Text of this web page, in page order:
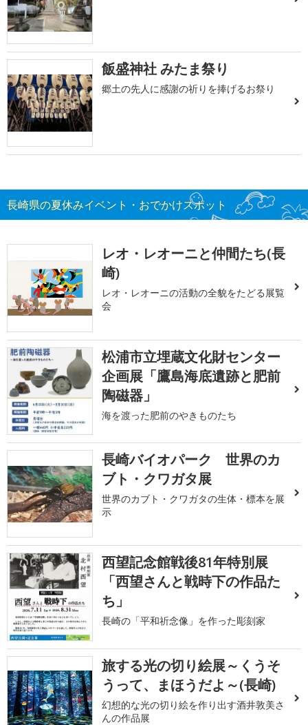
飯盛神社 みたま祭り
郷土の先人に感謝の祈りを捧げるお祭り
長崎県の夏休みイベント・おでかけスポット
レオ・レオーニと仲間たち(長
崎)
レオ・レオーニの活動の全貌をたどる展覧
会
松浦市立埋蔵文化財センター
企画展「鷹島海底遺跡と肥前
陶磁器」
海を渡った肥前のやきものたち
長崎バイオパーク 世界のカ
ブト・クワガタ展
世界のカブト・クワガタの生体・標本を展
示
西望記念館戦後81年特別展
「西望さんと戦時下の作品た
ち」
長崎の「平和祈念像」を作った彫刻家
旅する光の切り絵展～くうそ
うって、まほうだよ～(長崎)
幻想的な光の切り絵を作り出す酒井敦美さ
んの作品展